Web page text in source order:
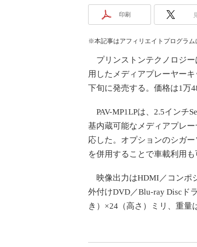
印刷
※本記事はアフィリエイトプログラム
プリンストンテクノロジー
用したメディアプレーヤーキ
下旬に発売する。価格は1万
PAV-MP1LPは、2.5インチ
基内蔵可能なメディアプレ
応した。オプションのシガー
を併用することで車載利用も
映像出力はHDMI／コンポ
外付けDVD／Blu-ray Discド
き）×24（高さ）ミリ、重量